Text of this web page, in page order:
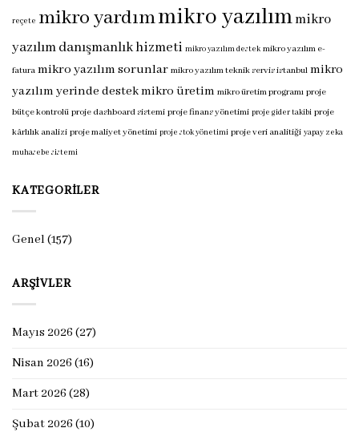
reçete mikro yardımmikro yazılımmikro
yazılım danışmanlık hizmeti mikro yazılım destek mikro yazılım e-
fatura mikro yazılım sorunlar mikro yazılım teknik servis istanbul mikro
yazılım yerinde destekmikro üretim mikro üretim programı proje
bütçe kontrolü proje dashboard sistemi proje finans yönetimi proje gider takibi proje
kârlılık analizi proje maliyet yönetimi proje stok yönetimi proje veri analitiği yapay zeka
muhasebe sistemi
KATEGORILER
Genel(157)
ARŞIVLER
Mayıs 2026 (27)
Nisan 2026 (16)
Mart 2026 (28)
Şubat 2026 (10)